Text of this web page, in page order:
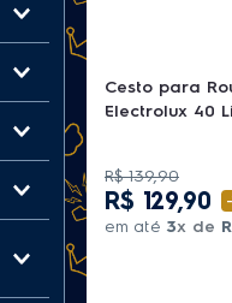
Cesto para
Electrolux 40
R$ 139,90
R$ 129,90 -
em até 3x de